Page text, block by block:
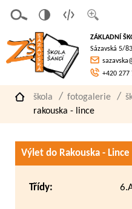
písmo
á
verze
pro
slaboz
raké
ZÁKLADNÍ
Sázavská 5/
+420 277
škola fotogalerie
rakouska - lince
Výlet do Rakouska - Lince
Třídy: